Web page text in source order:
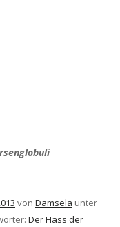
von Damsela unter
Der Hass der